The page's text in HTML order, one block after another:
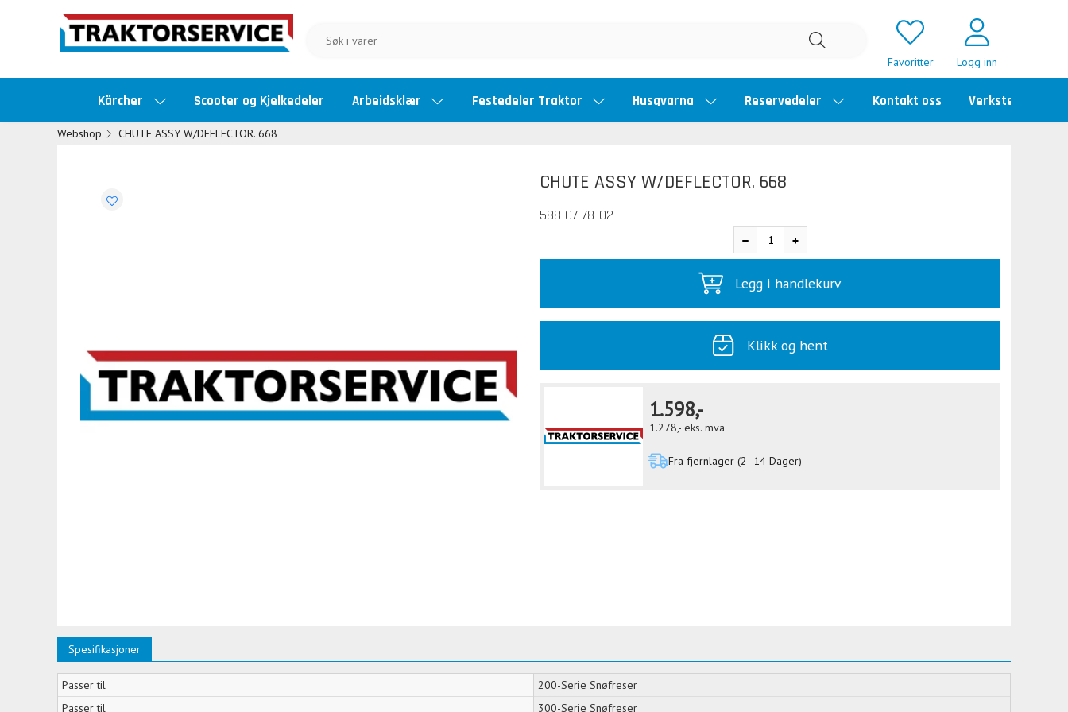
Favoritter Logg inn
Kärcher Scooter og Kjelkedeler Arbeidsklær Festedeler Traktor Husqvarna Reservedeler Kontakt oss Verkstedtime
Webshop CHUTE ASSY W/DEFLECTOR. 668
CHUTE ASSY W/DEFLECTOR. 668
588 07 78-02
Legg i handlekurv
Klikk og hent
1.598,-
1.278,- eks. mva
Fra fjernlager (2 -14 Dager)
Spesifikasjoner
Passer til
200-Serie Snøfreser
Passer til
300-Serie Snøfreser